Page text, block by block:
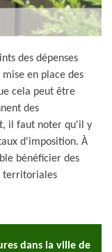
des dépenses
en place des
cela peut être
des
il faut noter qu'il y
d'imposition. À
bénéficier des
territoriales
dans la ville de